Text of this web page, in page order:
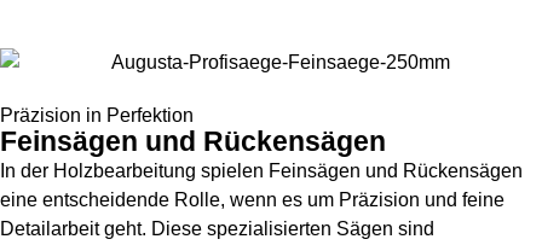
Präzision in Perfektion
Feinsägen und Rückensägen
In der Holzbearbeitung spielen Feinsägen und Rückensägen
eine entscheidende Rolle, wenn es um Präzision und feine
Detailarbeit geht. Diese spezialisierten Sägen sind